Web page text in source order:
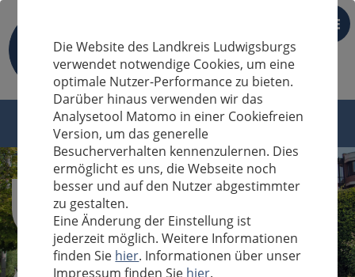
DE
Die Website des Landkreis Ludwigsburgs
verwendet notwendige Cookies, um eine
optimale Nutzer-Performance zu bieten.
Darüber hinaus verwenden wir das
Analysetool Matomo in einer Cookiefreien
Version, um das generelle
Besucherverhalten kennenzulernen. Dies
ermöglicht es uns, die Webseite noch
besser und auf den Nutzer abgestimmter
zu gestalten.
Eine Änderung der Einstellung ist
jederzeit möglich. Weitere Informationen
finden Sie hier. Informationen über unser
Impressum finden Sie hier.